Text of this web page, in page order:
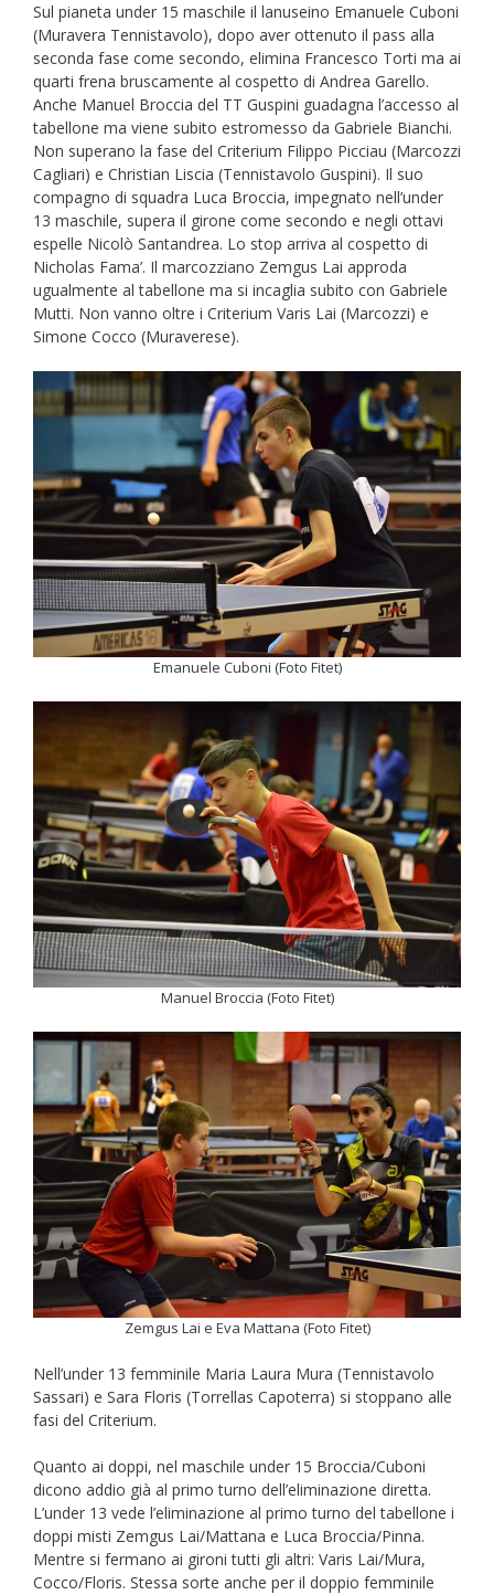
Sul pianeta under 15 maschile il lanuseino Emanuele Cuboni
(Muravera Tennistavolo), dopo aver ottenuto il pass alla
seconda fase come secondo, elimina Francesco Torti ma ai
quarti frena bruscamente al cospetto di Andrea Garello.
Anche Manuel Broccia del TT Guspini guadagna l’accesso al
tabellone ma viene subito estromesso da Gabriele Bianchi.
Non superano la fase del Criterium Filippo Picciau (Marcozzi
Cagliari) e Christian Liscia (Tennistavolo Guspini). Il suo
compagno di squadra Luca Broccia, impegnato nell’under
13 maschile, supera il girone come secondo e negli ottavi
espelle Nicolò Santandrea. Lo stop arriva al cospetto di
Nicholas Fama’. Il marcozziano Zemgus Lai approda
ugualmente al tabellone ma si incaglia subito con Gabriele
Mutti. Non vanno oltre i Criterium Varis Lai (Marcozzi) e
Simone Cocco (Muraverese).
Emanuele Cuboni (Foto Fitet)
Manuel Broccia (Foto Fitet)
Zemgus Lai e Eva Mattana (Foto Fitet)
Nell’under 13 femminile Maria Laura Mura (Tennistavolo
Sassari) e Sara Floris (Torrellas Capoterra) si stoppano alle
fasi del Criterium.
Quanto ai doppi, nel maschile under 15 Broccia/Cuboni
dicono addio già al primo turno dell’eliminazione diretta.
L’under 13 vede l’eliminazione al primo turno del tabellone i
doppi misti Zemgus Lai/Mattana e Luca Broccia/Pinna.
Mentre si fermano ai gironi tutti gli altri: Varis Lai/Mura,
Cocco/Floris. Stessa sorte anche per il doppio femminile